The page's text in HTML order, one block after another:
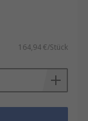
164,94 €/Stück